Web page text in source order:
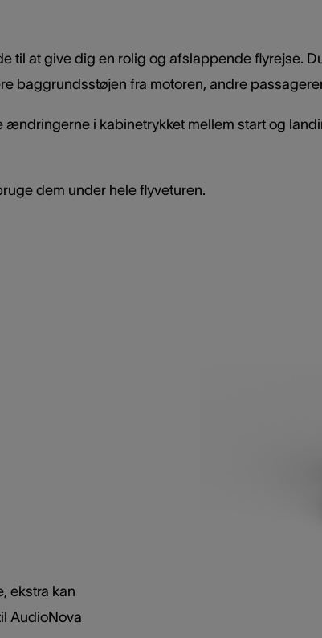
til at give dig en rolig og afslappende flyrejse.
baggrundsstøjen fra motoren, andre
i kabinetrykket mellem start og
dem under hele flyveturen.
ekstra kan
AudioNova